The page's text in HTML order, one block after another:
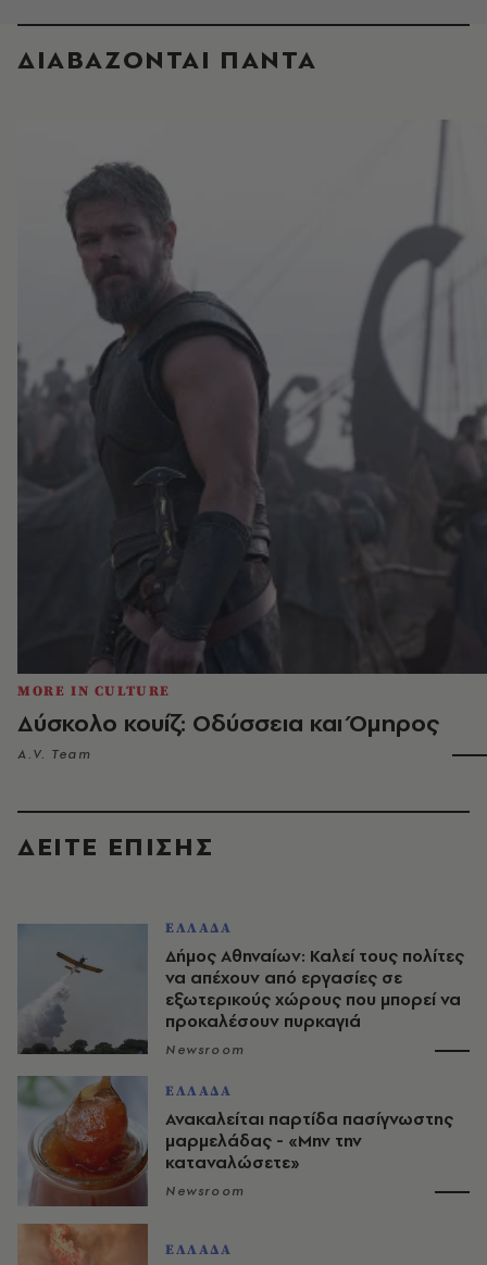
ΔΙΑΒΑΖΟΝΤΑΙ ΠΑΝΤΑ
MORE IN CULTURE
Δύσκολο κουίζ: Οδύσσεια και Όμηρος
A.V. Team
ΔΕΙΤΕ ΕΠΙΣΗΣ
ΕΛΛΑΔΑ
Δήμος Αθηναίων: Καλεί τους πολίτες
να απέχουν από εργασίες σε
εξωτερικούς χώρους που μπορεί να
προκαλέσουν πυρκαγιά
Newsroom
ΕΛΛΑΔΑ
Ανακαλείται παρτίδα πασίγνωστης
μαρμελάδας - «Μην την
καταναλώσετε»
Newsroom
ΕΛΛΑΔΑ